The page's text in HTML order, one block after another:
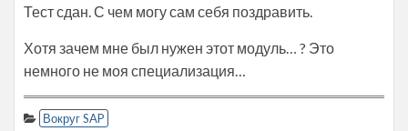
Тест сдан. С чем могу сам себя поздравить.
Хотя зачем мне был нужен этот модуль… ? Это
немного не моя специализация…
Вокруг SAP